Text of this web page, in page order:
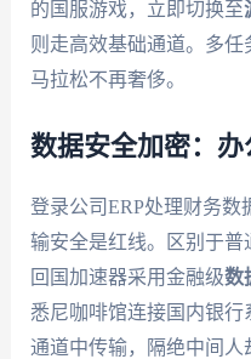
的国服游戏，立即切换至
则走高效基础通道。多
马拉松不再奢侈。
数据安全加密：
登录公司ERP处理财务
输安全是红线。区别于
回国加速器采用金融级数
悉尼咖啡馆连接国内银
通道中传输，隔绝中间